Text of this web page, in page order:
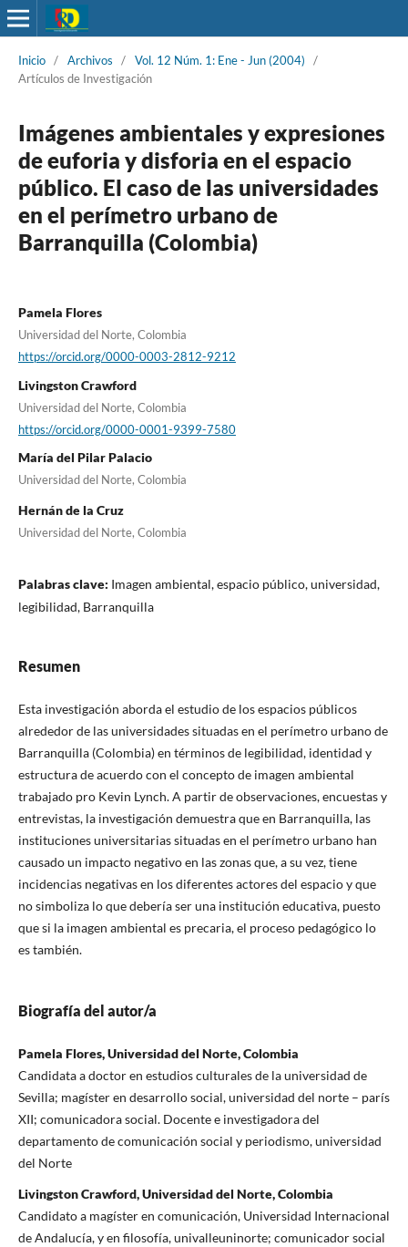
Inicio / Archivos / Vol. 12 Núm. 1: Ene - Jun (2004)
/
Artículos de Investigación
Imágenes ambientales y expresiones
de euforia y disforia en el espacio
público. El caso de las universidades
en el perímetro urbano de
Barranquilla (Colombia)
Pamela Flores
Universidad del Norte, Colombia
https://orcid.org/0000-0003-2812-9212
Livingston Crawford
Universidad del Norte, Colombia
https://orcid.org/0000-0001-9399-7580
María del Pilar Palacio
Universidad del Norte, Colombia
Hernán de la Cruz
Universidad del Norte, Colombia
Palabras clave: Imagen ambiental, espacio público, universidad,
legibilidad, Barranquilla
Resumen
Esta investigación aborda el estudio de los espacios públicos
alrededor de las universidades situadas en el perímetro urbano de
Barranquilla (Colombia) en términos de legibilidad, identidad y
estructura de acuerdo con el concepto de imagen ambiental
trabajado pro Kevin Lynch. A partir de observaciones, encuestas y
entrevistas, la investigación demuestra que en Barranquilla, las
instituciones universitarias situadas en el perímetro urbano han
causado un impacto negativo en las zonas que, a su vez, tiene
incidencias negativas en los diferentes actores del espacio y que
no simboliza lo que debería ser una institución educativa, puesto
que si la imagen ambiental es precaria, el proceso pedagógico lo
es también.
Biografía del autor/a
Pamela Flores, Universidad del Norte, Colombia
Candidata a doctor en estudios culturales de la universidad de
Sevilla; magíster en desarrollo social, universidad del norte – parís
XII; comunicadora social. Docente e investigadora del
departamento de comunicación social y periodismo, universidad
del Norte
Livingston Crawford, Universidad del Norte, Colombia
Candidato a magíster en comunicación, Universidad Internacional
de Andalucía, y en filosofía, univalleuninorte; comunicador social